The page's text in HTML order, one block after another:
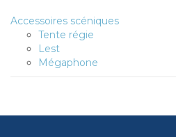
Accessoires scéniques
Tente régie
Lest
Mégaphone